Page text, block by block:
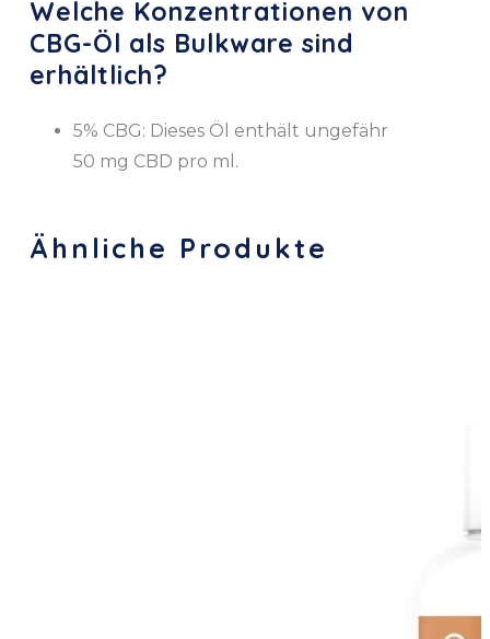
Welche Konzentrationen von
CBG-Öl als Bulkware sind
erhältlich?
5% CBG: Dieses Öl enthält ungefähr
50 mg CBD pro ml.
Ähnliche Produkte